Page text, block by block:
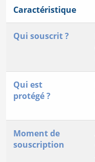
Caractéristique
Qui souscrit ?
Qui est
protégé ?
Moment de
souscription